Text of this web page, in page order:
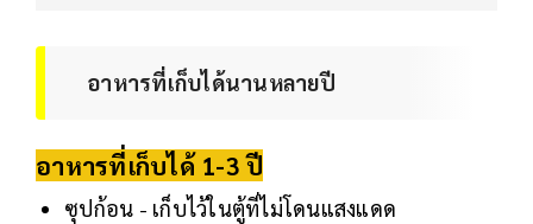
อาหารที่เก็บได้นานหลายปี
อาหารที่เก็บได้ 1-3 ปี
ซุปก้อน - เก็บไว้ในตู้ที่ไม่โดนแสงแดด